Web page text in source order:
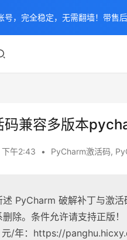
兼容多版本
下午2:43 • PyCharm激活码,
PyCharm 破解补丁与激
除。条件允许请支持正版！
元/年：https://
号，完全稳定，无需翻墙！带售